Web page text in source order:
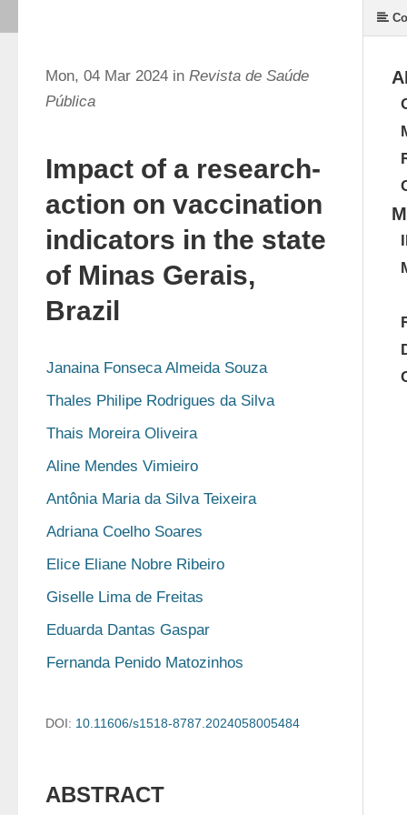
Mon, 04 Mar 2024 in Revista de Saúde
Pública
Impact of a research-
action on vaccination
indicators in the state
of Minas Gerais,
Brazil
Janaina Fonseca Almeida Souza
Thales Philipe Rodrigues da Silva
Thais Moreira Oliveira
Aline Mendes Vimieiro
Antônia Maria da Silva Teixeira
Adriana Coelho Soares
Elice Eliane Nobre Ribeiro
Giselle Lima de Freitas
Eduarda Dantas Gaspar
Fernanda Penido Matozinhos
DOI: 10.11606/s1518-8787.2024058005484
ABSTRACT